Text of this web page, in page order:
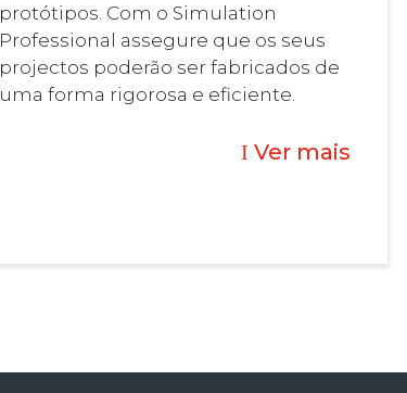
protótipos. Com o Simulation
Professional assegure que os seus
projectos poderão ser fabricados de
uma forma rigorosa e eficiente.
I Ver mais